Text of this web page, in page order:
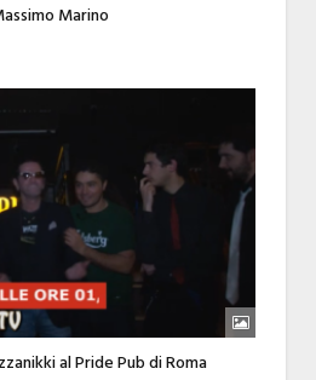
Marino
al Pride Pub di Roma